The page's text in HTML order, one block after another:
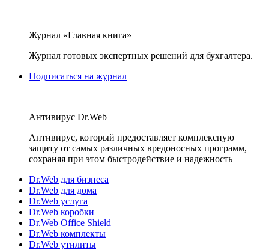
Журнал «Главная книга»
Журнал готовых экспертных решений для бухгалтера.
Подписаться на журнал
Антивирус Dr.Web
Антивирус, который предоставляет комплексную
защиту от самых различных вредоносных программ,
сохраняя при этом быстродействие и надежность
Dr.Web для бизнеса
Dr.Web для дома
Dr.Web услуга
Dr.Web коробки
Dr.Web Office Shield
Dr.Web комплекты
Dr.Web утилиты